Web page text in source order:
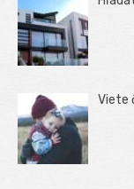
Viete